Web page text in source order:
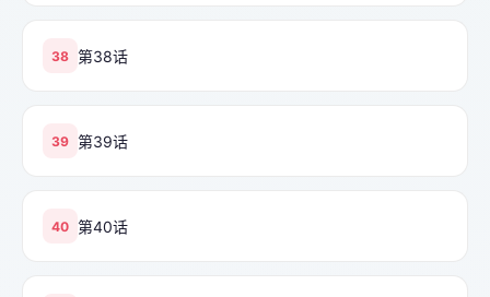
38 第38话
39 第39话
40 第40话